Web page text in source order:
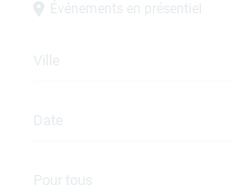
Événements en présentiel